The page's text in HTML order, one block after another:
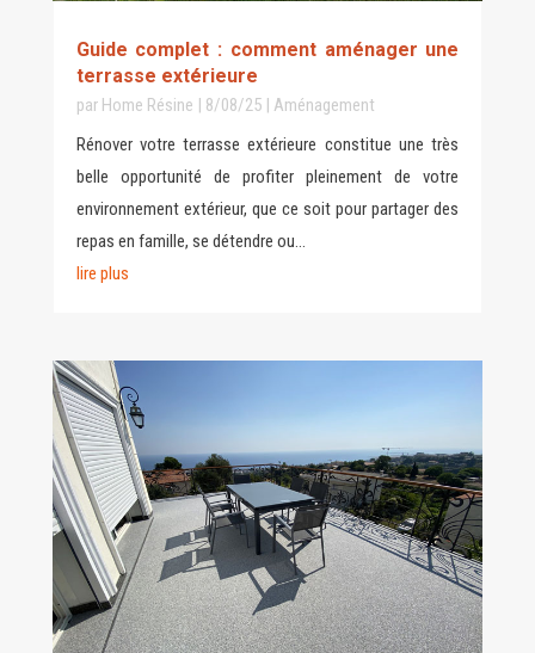
Guide complet : comment aménager une
terrasse extérieure
par Home Résine | 8/08/25| Aménagement
Rénover votre terrasse extérieure constitue une très
belle opportunité de profiter pleinement de votre
environnement extérieur, que ce soit pour partager des
repas en famille, se détendre ou...
lire plus